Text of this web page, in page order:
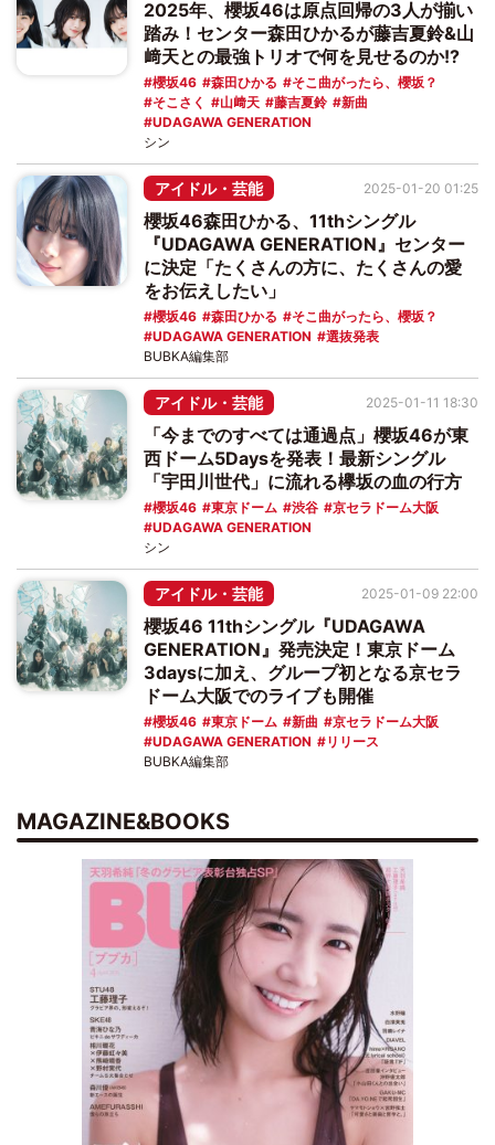
2025年、櫻坂46は原点回帰の3人が揃い
踏み！センター森田ひかるが藤吉夏鈴&山
﨑天との最強トリオで何を見せるのか!?
櫻坂46 森田ひかる
そこ曲がったら、櫻坂？
そこさく
山﨑天 藤吉夏鈴
新曲
UDAGAWA GENERATION
シン
アイドル・芸能
櫻坂46森田ひかる、11thシングル
『UDAGAWA GENERATION』センター
に決定「たくさんの方に、たくさんの愛
をお伝えしたい」
櫻坂46 森田ひかる
そこ曲がったら、櫻坂？
UDAGAWA GENERATION
選抜発表
2025-01-20 01:25
BUBKA編集部
アイドル・芸能
「今までのすべては通過点」櫻坂46が東
西ドーム5Daysを発表！最新シングル
「宇田川世代」に流れる欅坂の血の行方
櫻坂46 東京ドーム 渋谷
京セラドーム大阪
UDAGAWA GENERATION
2025-01-11 18:30
シン
アイドル・芸能
櫻坂46 11thシングル『UDAGAWA
GENERATION』発売決定！東京ドーム
3daysに加え、グループ初となる京セラ
ドーム大阪でのライブも開催
櫻坂46 東京ドーム 新曲
京セラドーム大阪
UDAGAWA GENERATION
リリース
2025-01-09 22:00
BUBKA編集部
MAGAZINE&BOOKS